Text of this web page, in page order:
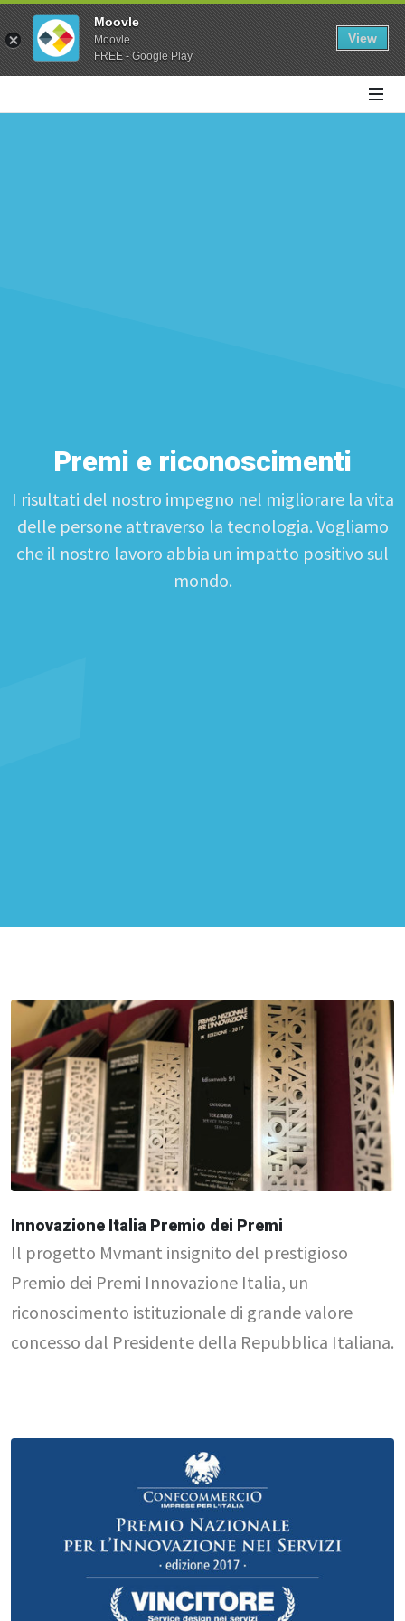
Moovle
Moovle
FREE - Google Play
View
Premi e riconoscimenti
I risultati del nostro impegno nel migliorare la vita
delle persone attraverso la tecnologia. Vogliamo
che il nostro lavoro abbia un impatto positivo sul
mondo.
Innovazione Italia Premio dei Premi
Il progetto Mvmant insignito del prestigioso
Premio dei Premi Innovazione Italia, un
riconoscimento istituzionale di grande valore
concesso dal Presidente della Repubblica Italiana.